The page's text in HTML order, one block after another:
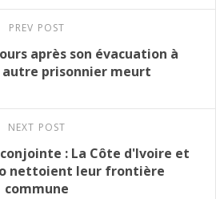
PREV POST
après son évacuation à
autre prisonnier meurt
NEXT POST
: La Côte d'Ivoire et
nettoient leur frontière
commune